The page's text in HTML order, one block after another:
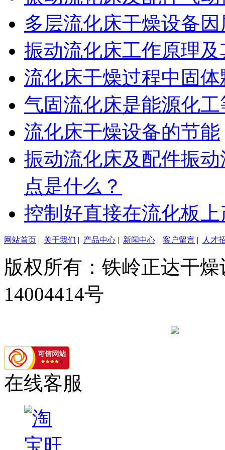
多层流化床干燥设备
振动流化床工作原理
流化床干燥过程中固
气固流化床是能源化
流化床干燥设备的节能
振动流化床及配件振
点是什么？
控制好直接在流化板
网站首页 | 关于我们 | 产品中心 | 新闻中心 | 客户留言 | 人才
版权所有：铁岭正达干
14004414号
在线客服